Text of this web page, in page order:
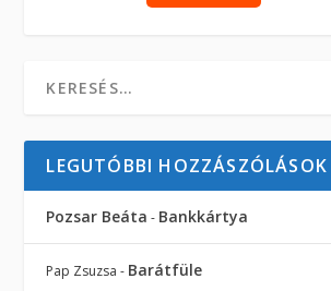
LEGUTÓBBI HOZZÁSZÓLÁSOK
Pozsar Beáta - Bankkártya
Pap Zsuzsa - Barátfüle